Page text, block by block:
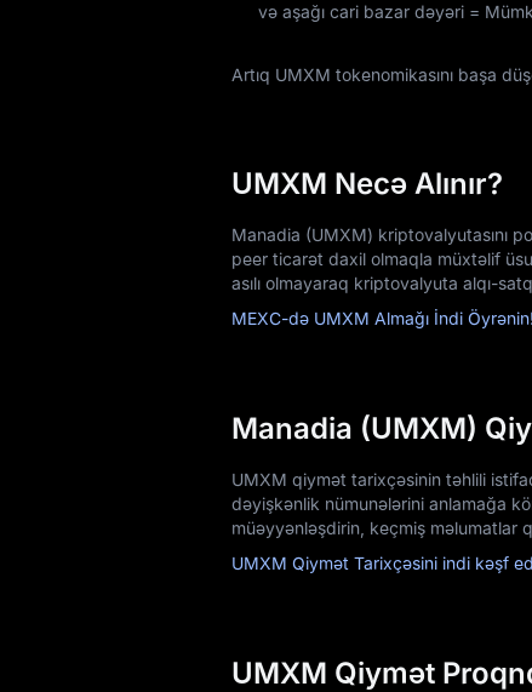
və aşağı cari bazar dəyəri =
Artıq UMXM tokenomikasını başa
UMXM Necə Alınır?
Manadia (UMXM) kriptovalyutasını
peer ticarət daxil olmaqla müxtəlif
asılı olmayaraq kriptovalyuta alqı-
MEXC-də UMXM Almağı İndi Öyrənin!
Manadia (UMXM)
UMXM qiymət tarixçəsinin təhlili
dəyişkənlik nümunələrini anlamağa
müəyyənləşdirin, keçmiş məlumatlar
UMXM Qiymət Tarixçəsini indi kəşf
UMXM Qiymət